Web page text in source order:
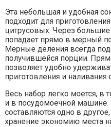
Эта небольшая и удобная
подходит для
цитрусовых. Через
попадает прямо в мерный
Мерные деления всегда
получившейся порции.
позволяет удобно
приготовления и наливания
Весь набор легко моется, в
и в посудомоечной машине.
составляются одно в
хранение экономию места